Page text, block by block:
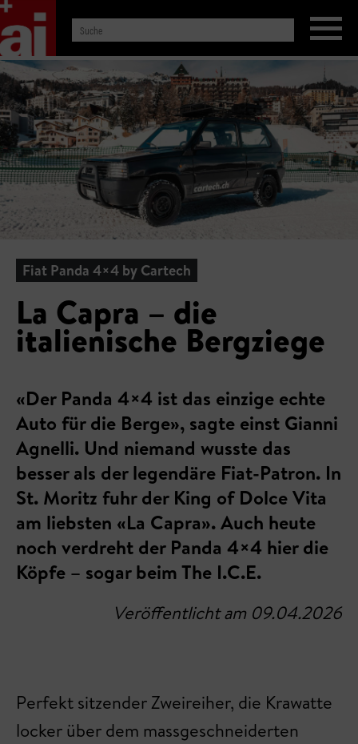
Fiat Panda 4×4 by Cartech
La Capra – die
italienische Bergziege
«Der Panda 4×4 ist das einzige echte
Auto für die Berge», sagte einst Gianni
Agnelli. Und niemand wusste das
besser als der legendäre Fiat-Patron. In
St. Moritz fuhr der King of Dolce Vita
am liebsten «La Capra». Auch heute
noch verdreht der Panda 4×4 hier die
Köpfe – sogar beim The I.C.E.
Veröffentlicht am 09.04.2026
Perfekt sitzender Zweireiher, die Krawatte
locker über dem massgeschneiderten